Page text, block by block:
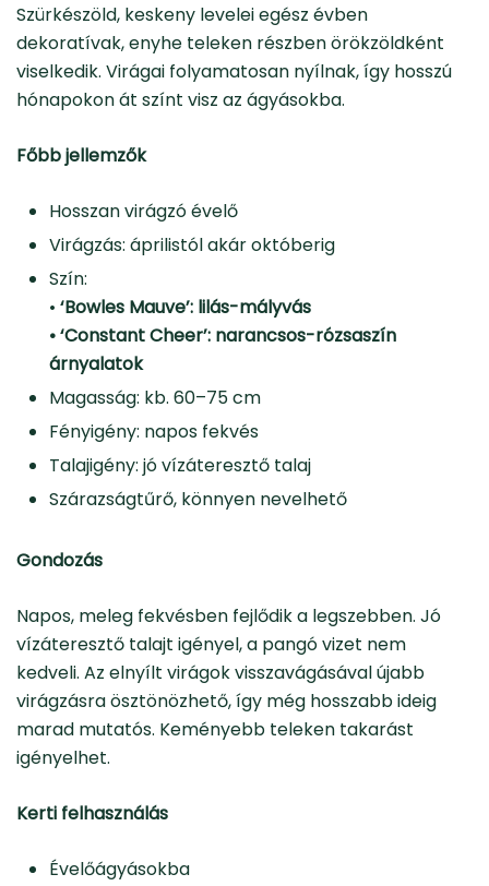
Szürkészöld, keskeny levelei egész évben
dekoratívak, enyhe teleken részben örökzöldként
viselkedik. Virágai folyamatosan nyílnak, így hosszú
hónapokon át színt visz az ágyásokba.
Főbb jellemzők
Hosszan virágzó évelő
Virágzás: áprilistól akár októberig
Szín:
• ‘Bowles Mauve’: lilás-mályvás
• ‘Constant Cheer’: narancsos-rózsaszín
árnyalatok
Magasság: kb. 60–75 cm
Fényigény: napos fekvés
Talajigény: jó vízáteresztő talaj
Szárazságtűrő, könnyen nevelhető
Gondozás
Napos, meleg fekvésben fejlődik a legszebben. Jó
vízáteresztő talajt igényel, a pangó vizet nem
kedveli. Az elnyílt virágok visszavágásával újabb
virágzásra ösztönözhető, így még hosszabb ideig
marad mutatós. Keményebb teleken takarást
igényelhet.
Kerti felhasználás
Évelőágyásokba